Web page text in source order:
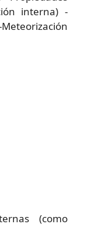
interna) -
(como